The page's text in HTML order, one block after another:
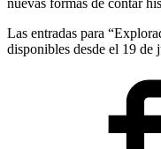
Las entradas para
disponibles desde el 19